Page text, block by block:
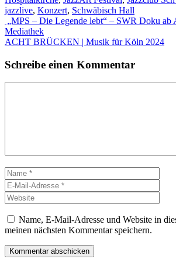
jazzlive, Konzert, Schwäbisch Hall
„MPS – Die Legende lebt“ – SWR Doku
Mediathek
ACHT BRÜCKEN | Musik für Köln 2024
Schreibe einen Kommentar
Name
Mail-
Name, E-Mail-Adresse und Website in
meinen nächsten Kommentar speichern.